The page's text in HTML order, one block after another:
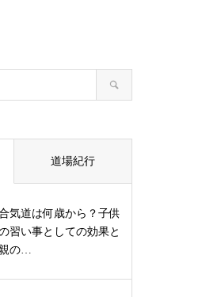
道場紀行
気道は何歳から？子供
習い事としての効果と
の…